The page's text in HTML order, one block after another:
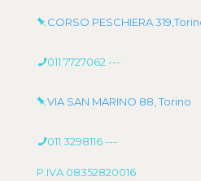
CORSO PESCHIERA
011 7727062 ---
VIA SAN MARINO 88, Torino
011 3298116---
P.IVA 08352820016